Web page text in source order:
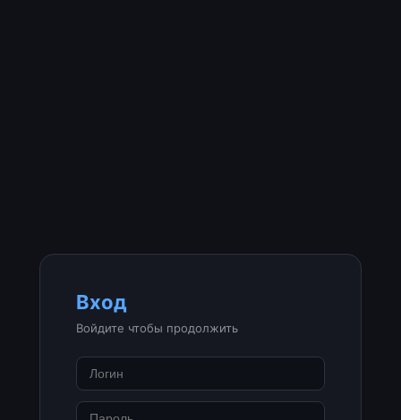
Вход
Войдите чтобы продолжить